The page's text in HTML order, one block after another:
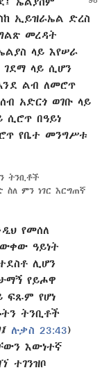
ኢይዝራኤል ድረስ
መረዳት
ላይ እየሠራ
ላይ ሲሆን
ልብ ለመሮጥ
አድርጎ ወገቡ ላይ
ሲሮጥ በዓይነ
የቤተ መንግሥቱ
ትንቢቶች
ምን ነገር እርግጠኛ
የመሰለ
ዓይነት
ሊሆን
የይሖዋ
ፍጹም የሆነ
ትንቢቶች
ሉቃስ 23:43)
እውነተኛ
ተገንዝቦ